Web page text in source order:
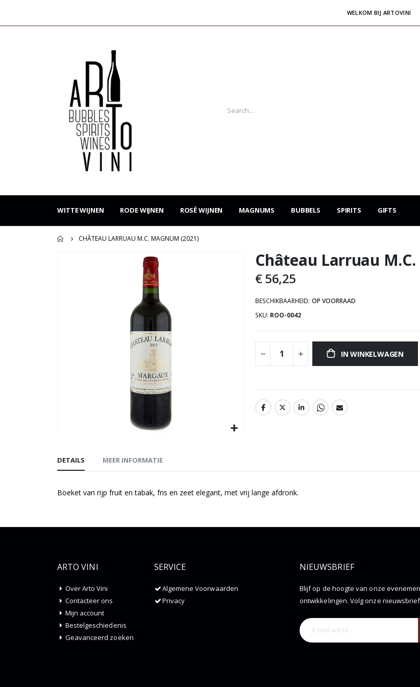
WELKOM BIJ ARTOVINI
WITTE WIJNEN RODE WIJNEN ROSÉ WIJNEN MAGNUMS BUBBELS SPIRITS GIFTS
CHÂTEAU LARRUAU M.C. MAGNUM (2021)
naar
afbeeldingen-
gallerij
Château Larruau
€ 56,25
BESCHIKBAARHEID: OP VOORRAAD
SKU ROO-0042
IN WINKELWAGEN
DETAILS
Boeket van rijp fruit en tabak, fris en zeet elegant, met vrij lange afdronk.
MEER INFORMATIE
ARTO VINI
Over Arto Vini
Contacteer ons
Mijn account
Bestelgeschiedenis
Geavanceerd zoeken
SERVICE
Algemene Voorwaarden
Privacy
NIEUWSBRIEF
Blijf op de hoogte van onze
ontwikkelingen. Volg onze